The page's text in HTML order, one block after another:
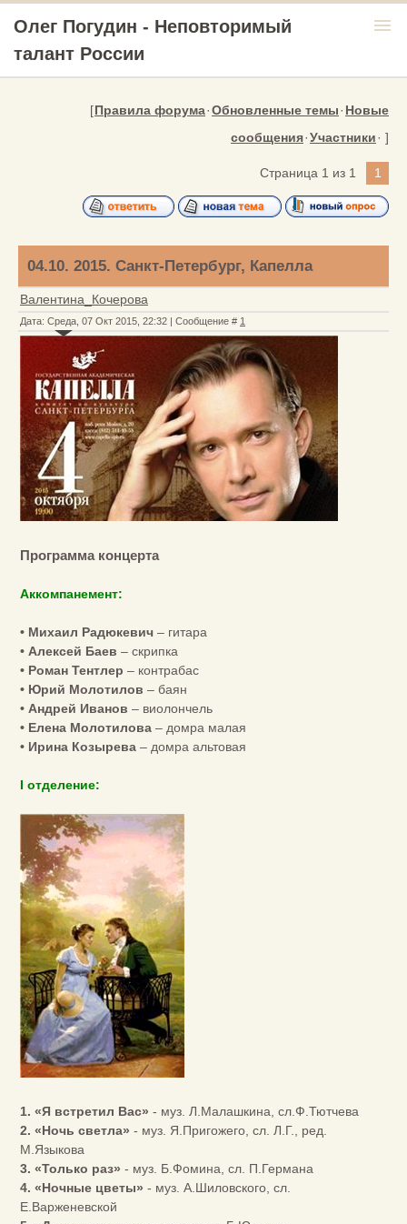
Олег Погудин - Неповторимый
талант России
menu
[Правила форума·Обновленные темы·Новые
сообщения·Участники· ]
Страница 1 из 1 1
04.10. 2015. Санкт-Петербург, Капелла
Валентина_Кочерова
Дата: Среда, 07 Окт 2015, 22:32 | Сообщение # 1
Программа концерта
Аккомпанемент:
• Михаил Радюкевич – гитара
• Алексей Баев – скрипка
• Роман Тентлер – контрабас
• Юрий Молотилов – баян
• Андрей Иванов – виолончель
• Елена Молотилова – домра малая
• Ирина Козырева – домра альтовая
I отделение:
1. «Я встретил Вас» - муз. Л.Малашкина, сл.Ф.Тютчева
2. «Ночь светла» - муз. Я.Пригожего, сл. Л.Г., ред.
М.Языкова
3. «Только раз» - муз. Б.Фомина, сл. П.Германа
4. «Ночные цветы» - муз. А.Шиловского, сл.
Е.Варженевской